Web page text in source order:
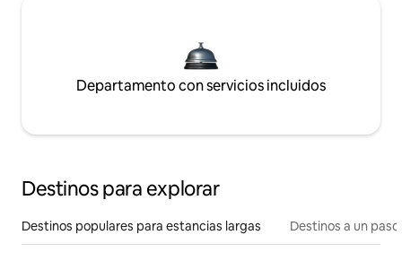
Departamento con servicios incluidos
Destinos para explorar
Destinos populares para estancias largas Destinos a un